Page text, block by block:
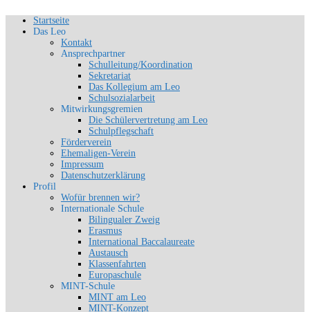
Zum
Inhalt
SLG-Aachen
Schön, dich zu sehen
Startseite
Das Leo
Kontakt
Ansprechpartner
Schulleitung/Koordination
Sekretariat
Das Kollegium am Leo
Schulsozialarbeit
Mitwirkungsgremien
Die Schülervertretung am Leo
Schulpflegschaft
Förderverein
Ehemaligen-Verein
Impressum
Datenschutzerklärung
Profil
Wofür brennen wir?
Internationale Schule
Bilingualer Zweig
Erasmus
International Baccalaureate
Austausch
Klassenfahrten
Europaschule
MINT-Schule
MINT am Leo
MINT-Konzept